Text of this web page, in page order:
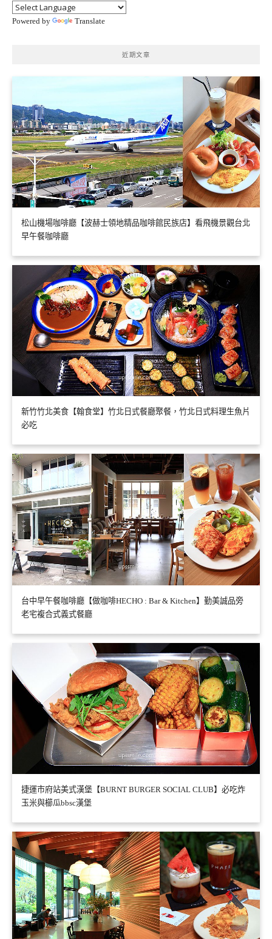
Powered by Translate
近期文章
松山機場咖啡廳【波赫士領地精品咖啡館民族店】看飛機景觀台北
早午餐咖啡廳
新竹竹北美食【翰食堂】竹北日式餐廳聚餐，竹北日式料理生魚片
必吃
台中早午餐咖啡廳【做咖啡HECHO : Bar & Kitchen】勤美誠品旁
老宅複合式義式餐廳
捷運市府站美式漢堡【BURNT BURGER SOCIAL CLUB】必吃炸
玉米與櫛瓜bbsc漢堡